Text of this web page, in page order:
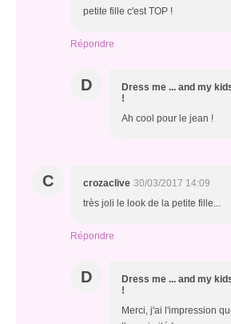
petite fille c'est TOP !
Répondre
D
Dress me ... and my
!
Ah cool pour le jean !
C crozaclive 30/03/2017 14:09
très joli le look de la petite fille...
Répondre
D
Dress me ... and my
!
Merci, j'ai l'impression